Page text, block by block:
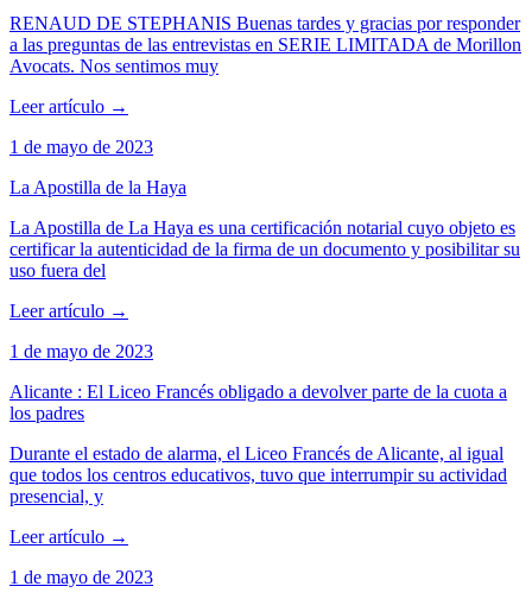
RENAUD DE STEPHANIS Buenas tardes y gracias por responder
a las preguntas de las entrevistas en SERIE LIMITADA de Morillon
Avocats. Nos sentimos muy
Leer artículo →
1 de mayo de 2023
La Apostilla de la Haya
La Apostilla de La Haya es una certificación notarial cuyo objeto es
certificar la autenticidad de la firma de un documento y posibilitar su
uso fuera del
Leer artículo →
1 de mayo de 2023
Alicante : El Liceo Francés obligado a devolver parte de la cuota a
los padres
Durante el estado de alarma, el Liceo Francés de Alicante, al igual
que todos los centros educativos, tuvo que interrumpir su actividad
presencial, y
Leer artículo →
1 de mayo de 2023